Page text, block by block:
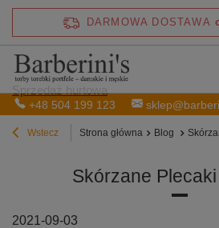
+48 504 199 123
DARMOWA DOSTAWA
Wstecz Strona główna Blog
Skórzane
2021-09-03
Sprzedaż hurtowa